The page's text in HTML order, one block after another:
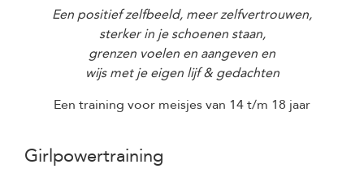
Een positief zelfbeeld, meer zelfvertrouwen,
sterker in je schoenen staan,
grenzen voelen en aangeven en
wijs met je eigen lijf & gedachten
Een training voor meisjes van 14 t/m 18 jaar
Girlpowertraining